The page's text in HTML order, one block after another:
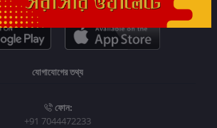
যোগাযোগের তথ্য
ফোন:
+91 7044472233